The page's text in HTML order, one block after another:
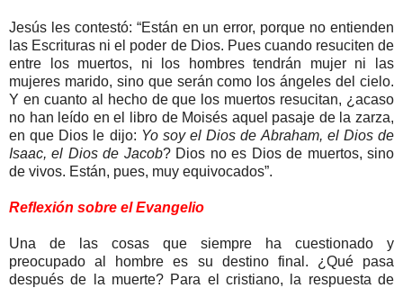
Jesús les contestó: “Están en un error, porque no entienden
las Escrituras ni el poder de Dios. Pues cuando resuciten de
entre los muertos, ni los hombres tendrán mujer ni las
mujeres marido, sino que serán como los ángeles del cielo.
Y en cuanto al hecho de que los muertos resucitan, ¿acaso
no han leído en el libro de Moisés aquel pasaje de la zarza,
en que Dios le dijo: Yo soy el Dios de Abraham, el Dios de
Isaac, el Dios de Jacob? Dios no es Dios de muertos, sino
de vivos. Están, pues, muy equivocados”.
Reflexión sobre el Evangelio
Una de las cosas que siempre ha cuestionado y
preocupado al hombre es su destino final. ¿Qué pasa
después de la muerte? Para el cristiano, la respuesta de